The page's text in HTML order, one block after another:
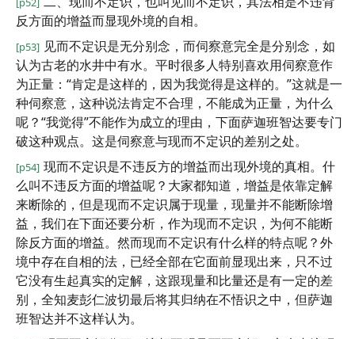
反方面的增益而显现外境的自相。
[p53] 见而不定识是无分别念，而伺察意完全是分别念，如
认为古老的水井中有水。平时很多人特别喜欢用伺察意作
为正量：“肯定是这样的，因为我觉得是这样的。”这就是一
种伺察意，这种说法肯定不合理，不能成为正量，为什么
呢？“我觉得”不能作为成立的理由，下面萨迦班智达要专门
破这种观点。这是伺察意与现而不定识的差别之处。
[p54] 现而不定识是不违反方的增益而出现外境的真相。什
么叫不违反方面的增益呢？大家都知道，增益是依靠定解
来断除的，但是现而不定识属于现量，现量并不能断除增
益，我们在下面还要分析，作为现而不定识，为何不能断
除反方面的增益。然而现而不定识有什么样的特点呢？外
境中存在自相的法，已经全部在它面前显现出来，只不过
它没有生起真实的定解，这跟现量和比量还是有一定的差
别，全知麦彭仁波切最后将其归纳在不悟识之中，但萨迦
班智达并不这样认为。